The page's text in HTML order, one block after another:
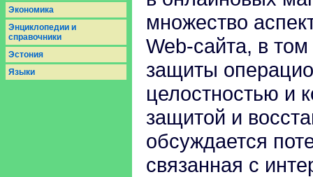
Экономика
Энциклопедии и
справочники
Эстония
Языки
множество
Web-сайта, в
защиты
целостностью и
защитой и
обсуждается
связанная с